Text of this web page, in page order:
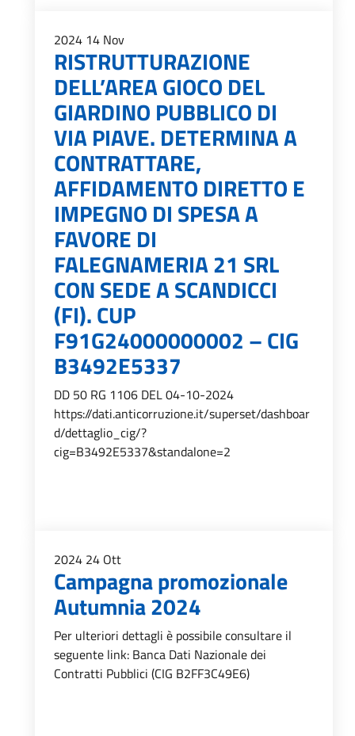
2024 14 Nov
RISTRUTTURAZIONE
DELL’AREA GIOCO DEL
GIARDINO PUBBLICO DI
VIA PIAVE. DETERMINA A
CONTRATTARE,
AFFIDAMENTO DIRETTO E
IMPEGNO DI SPESA A
FAVORE DI
FALEGNAMERIA 21 SRL
CON SEDE A SCANDICCI
(FI). CUP
F91G24000000002 – CIG
B3492E5337
DD 50 RG 1106 DEL 04-10-2024
https://dati.anticorruzione.it/superset/dashboar
d/dettaglio_cig/?
cig=B3492E5337&standalone=2
2024 24 Ott
Campagna promozionale
Autumnia 2024
Per ulteriori dettagli è possibile consultare il
seguente link: Banca Dati Nazionale dei
Contratti Pubblici (CIG B2FF3C49E6)